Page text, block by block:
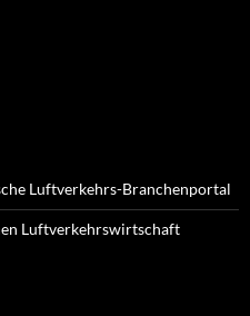
Luftverkehrs-Branchenportal
Luftverkehrswirtschaft